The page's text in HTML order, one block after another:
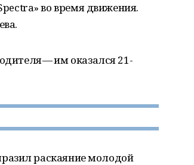
во время движения.
— им оказался 21-
раскаяние молодой